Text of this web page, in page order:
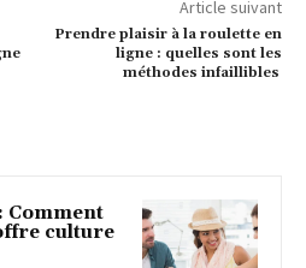
Article suivant
Prendre plaisir à la roulette en
ligne : quelles sont les
méthodes infaillibles
Comment
culture